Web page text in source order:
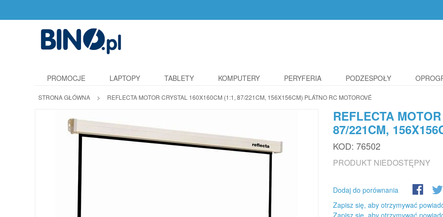
PROMOCJE LAPTOPY TABLETY KOMPUTERY PERYFERIA PODZESPOŁY
STRONA GŁÓWNA > REFLECTA MOTOR CRYSTAL 160X160CM (1:1, 87/221CM, 156X156CM) PLÁTNO RC MOTOROVÉ
REFLECTA
87/221CM,
KOD: 76502
PRODUKT NIEDOSTĘPNY
Dodaj do porównania
Zapisz się, aby otrzymywać
Zapisz się, aby otrzymywać